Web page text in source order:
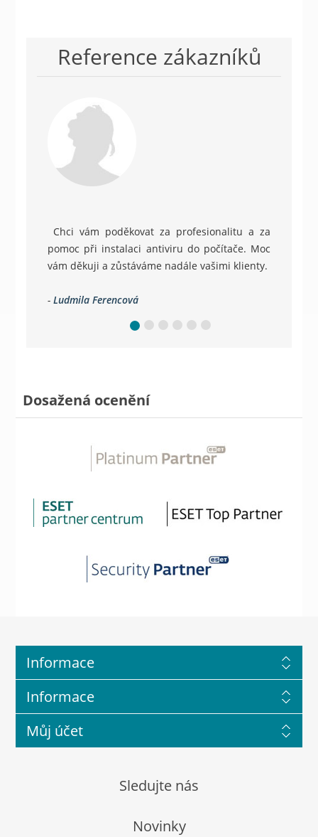
Reference zákazníků
Chci vám poděkovat za profesionalitu a za
pomoc při instalaci antiviru do počítače. Moc
vám děkuji a zůstáváme nadále vašimi klienty.
- Ludmila Ferencová
Dosažená ocenění
Informace
Informace
Můj účet
Sledujte nás
Novinky